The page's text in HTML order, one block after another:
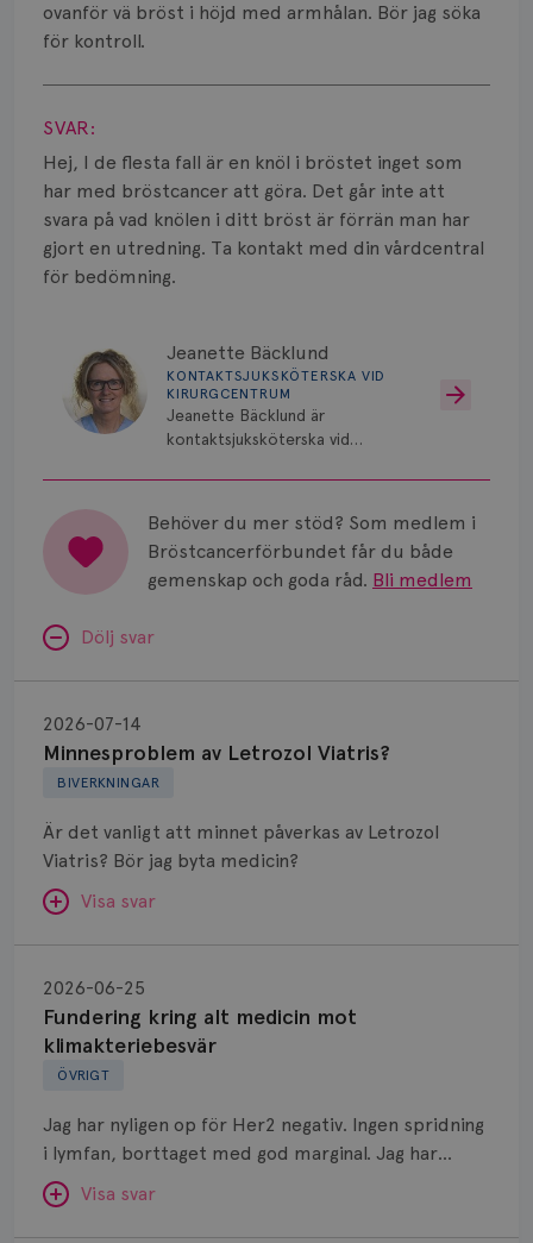
ovanför vä bröst i höjd med armhålan. Bör jag söka
för kontroll.
Visa svar
SVAR:
Hej, I de flesta fall är en knöl i bröstet inget som
har med bröstcancer att göra. Det går inte att
svara på vad knölen i ditt bröst är förrän man har
gjort en utredning. Ta kontakt med din vårdcentral
för bedömning.
Jeanette Bäcklund
KONTAKTSJUKSKÖTERSKA VID
KIRURGCENTRUM
Jeanette Bäcklund är
kontaktsjuksköterska vid
Universitetssjukhus i Umeå.
Behöver du mer stöd? Som medlem i
Bröstcancerförbundet får du både
gemenskap och goda råd. Bli medlem
Dölj svar
BIVERKNINGAR
Minnesproblem av Letrozol Viatris?
2026-07-14
Är det vanligt att minnet påverkas av Letrozol
Viatris? Bör jag byta medicin?
Visa svar
SVAR:
Hej. Oavsett vilken hormonsänkande behandling
(men även cytostatika) man får så kan en del
uppleva negativ påverkan på minnet. Prata din
märke eller annan aromatashämmare. Det kan ofta
vara bra att ha en paus först, för att se att
besvären blir bättre, men bäst är att prata med
Letrozol
Viatris?
ÖVRIGT
Fundering kring alt medicin mot
klimakteriebesvär
2026-06-25
Jag har nyligen op för Her2 negativ. Ingen spridning
i lymfan, borttaget med god marginal. Jag har
genomgått en 5 dagars strålning och är färdig
behandlad. Efter att jag nu slutat med östrogen-
Visa svar
kring
medicin
Knöl
Typ av bröstcancer
Smärta
Prognos
Risker
Strålning